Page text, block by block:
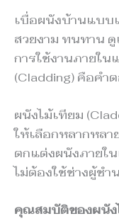
เบื่อผนังบ้านแบบ
สวยงาม ทนทาน
การใช้งานภายใน
(Cladding) คือค
ผนังไม้เทียม
ให้เลือกหลากหลา
ตกแต่งผนังภายใ
ไม่ต้องใช้ช่างผู้ช
คุณสมบัติของผนัง